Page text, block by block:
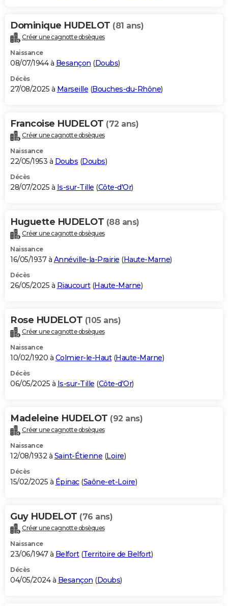
Dominique HUDELOT (81 ans)
Créer une cagnotte obsèques
Naissance
08/07/1944 à Besançon (Doubs)
Décès
27/08/2025 à Marseille (Bouches-du-Rhône)
Francoise HUDELOT (72 ans)
Créer une cagnotte obsèques
Naissance
22/05/1953 à Doubs (Doubs)
Décès
28/07/2025 à Is-sur-Tille (Côte-d'Or)
Huguette HUDELOT (88 ans)
Créer une cagnotte obsèques
Naissance
16/05/1937 à Annéville-la-Prairie (Haute-Marne)
Décès
26/05/2025 à Riaucourt(Haute-Marne)
Rose HUDELOT (105 ans)
Créer une cagnotte obsèques
Naissance
10/02/1920 à Colmier-le-Haut(Haute-Marne)
Décès
06/05/2025 à Is-sur-Tille (Côte-d'Or)
Madeleine HUDELOT (92 ans)
Créer une cagnotte obsèques
Naissance
12/08/1932 à Saint-Étienne (Loire)
Décès
15/02/2025 à Épinac(Saône-et-Loire)
Guy HUDELOT (76 ans)
Créer une cagnotte obsèques
Naissance
23/06/1947 à Belfort(Territoire de Belfort)
Décès
04/05/2024 à Besançon (Doubs)